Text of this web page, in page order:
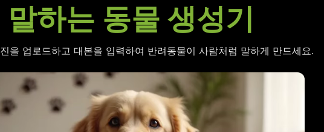
말하는 동물 생성기
을 업로드하고 대본을 입력하여 반려동물이 사람처럼 말하게 만드세요.